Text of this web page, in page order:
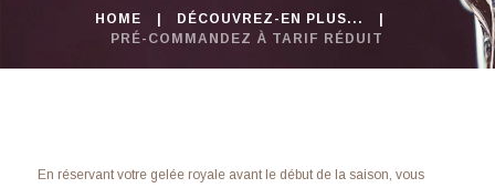
HOME
DÉCOUVREZ-EN PLUS...
PRÉ-COMMANDEZ À TARIF RÉDUIT
En réservant votre gelée royale avant le début de la saison, vous